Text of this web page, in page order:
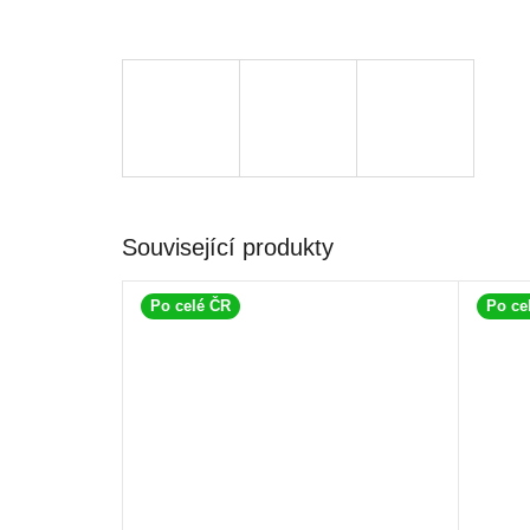
Související produkty
Po celé ČR Po